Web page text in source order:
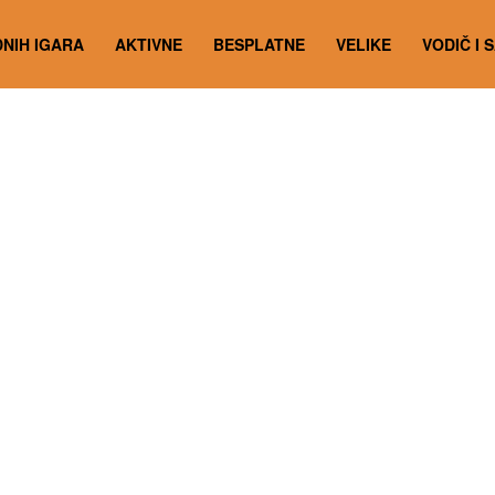
IGARA AKTIVNE BESPLATNE VELIKE VODIČ I